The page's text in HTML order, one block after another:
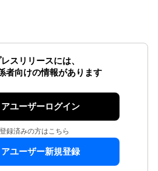
スリリースには、
者向けの情報があります
アユーザーログイン
録済みの方はこちら
アユーザー新規登録